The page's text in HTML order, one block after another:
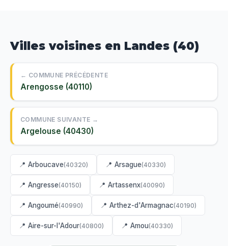
Villes voisines en Landes (40)
← COMMUNE PRÉCÉDENTE
Arengosse (40110)
COMMUNE SUIVANTE →
Argelouse (40430)
📍 Arboucave(40320) 📍 Arsague(40330)
📍 Angresse(40150) 📍 Artassenx(40090)
📍 Angoumé(40990) 📍 Arthez-d'Armagnac(40190)
📍 Aire-sur-l'Adour(40800) 📍 Amou(40330)